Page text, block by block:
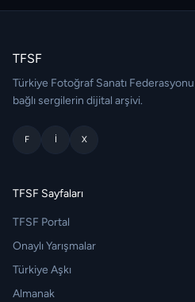
TFSF
Türkiye Fotoğraf Sanatı
bağlı sergilerin dijital arşivi.
F I X
TFSF Sayfaları
TFSF Portal
Onaylı Yarışmalar
Türkiye Aşkı
Almanak